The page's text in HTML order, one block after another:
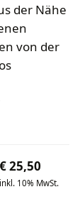
der Nähe
von der
€25,50
inkl. 10% MwSt.